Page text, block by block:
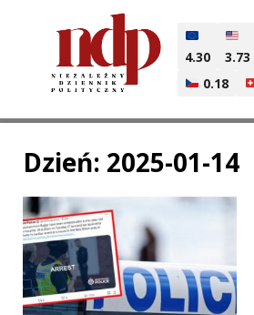
4.30 3.73
0.18
Dzień: 2025-01-14